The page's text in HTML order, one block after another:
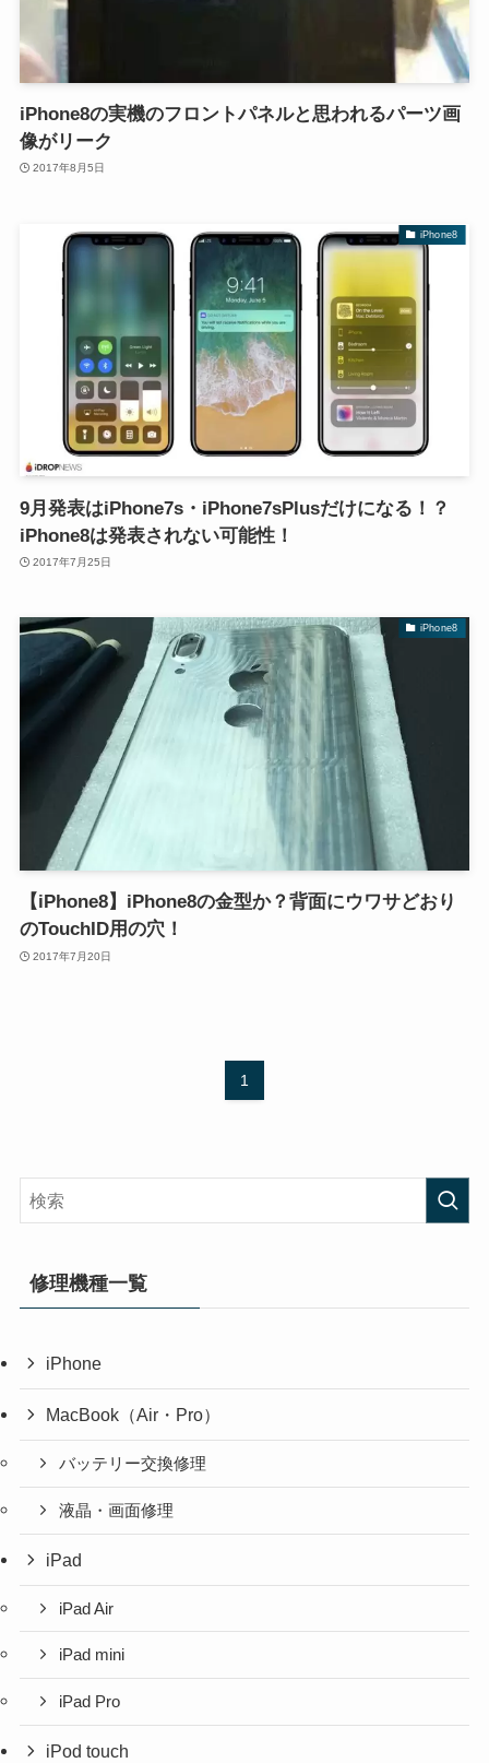
iPhone8の実機のフロントパネルと思われるパーツ画
像がリーク
2017年8月5日
iPhone8
9月発表はiPhone7s・iPhone7sPlusだけになる！？
iPhone8は発表されない可能性！
2017年7月25日
iPhone8
【iPhone8】iPhone8の金型か？背面にウワサどおり
のTouchID用の穴！
2017年7月20日
1
修理機種一覧
iPhone
MacBook（Air・Pro）
バッテリー交換修理
液晶・画面修理
iPad
iPad Air
iPad mini
iPad Pro
iPod touch